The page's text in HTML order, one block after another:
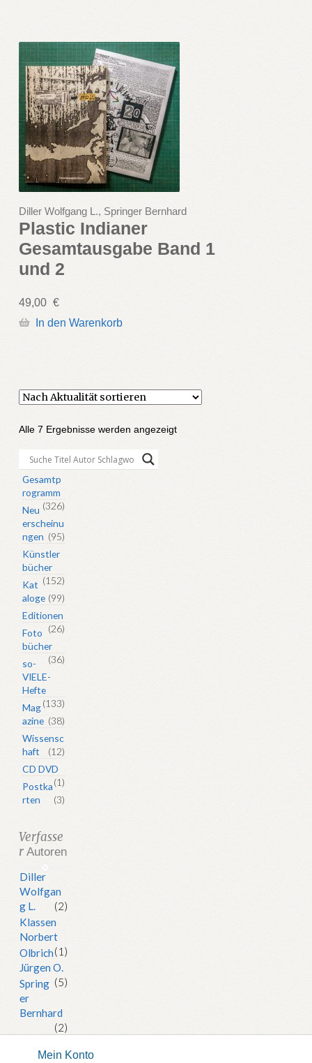
Diller Wolfgang L., Springer Bernhard
Plastic Indianer
Gesamtausgabe Band 1
und 2
49,00 €
In den Warenkorb
Alle 7 Ergebnisse werden angezeigtNach
Gesamtp
rogramm
(326)
Neu
erscheinu
ngen (95)
Künstler
bücher
(152)
Kat
aloge (99)
Editionen
(26)
Foto
bücher
(36)
so-
VIELE-
Hefte
(133)
Mag
azine (38)
Wissensc
haft
(12)
CD DVD
(1)
Postka
rten
(3)
Verfasse
r Autoren
Diller
Wolfgan
g L.
(2)
Klassen
Norbert
(1)
Olbrich
Jürgen O.
(5)
Spring
er
Bernhard
(2)
Mein Konto